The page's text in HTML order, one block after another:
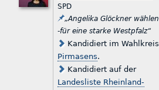
SPD
„Angelika Glöckner wählen
-für eine starke Westpfalz“
Kandidiert im Wahlkreis
Pirmasens.
Kandidiert auf der
Landesliste Rheinland-